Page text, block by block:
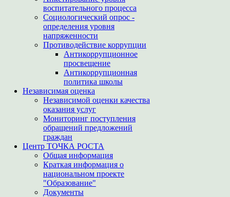
воспитательного процесса
Социологический опрос -
определения уровня
напряженности
Противодействие коррупции
Антикоррупционное
просвещение
Антикоррупционная
политика школы
Независимая оценка
Независимой оценки качества
оказания услуг
Мониторинг поступления
обращений предложений
граждан
Центр ТОЧКА РОСТА
Общая информация
Краткая информация о
национальном проекте
"Образование"
Документы